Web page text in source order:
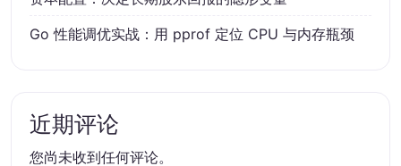
Go 性能调优实战：用 pprof 定位 CPU 与内存瓶颈
近期评论
您尚未收到任何评论。